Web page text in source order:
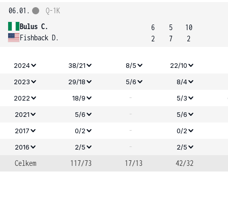
06.01.
Bulus C.
Fishback D.
Q-1K
6
2
5
7
10
2
2024 38/21 8/5
22/10
2023
29/18 5/6 8/4
2022
18/9 - 5/3
2021
5/6 -
5/6
2017
0/2 -
0/2
2016
2/5 - 2/5
Celkem 117/73 17/13 42/32